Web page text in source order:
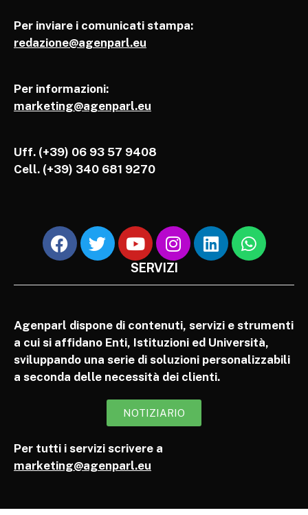
Per inviare i comunicati stampa:
redazione@agenparl.eu
Per informazioni:
marketing@agenparl.eu
Uff. (+39) 06 93 57 9408
Cell. (+39) 340 681 9270
SERVIZI
Agenparl dispone di contenuti, servizi e strumenti
a cui si affidano Enti, Istituzioni ed Università,
sviluppando una serie di soluzioni personalizzabili
a seconda delle necessità dei clienti.
NOTIZIARIO
Per tutti i servizi scrivere a
marketing@agenparl.eu